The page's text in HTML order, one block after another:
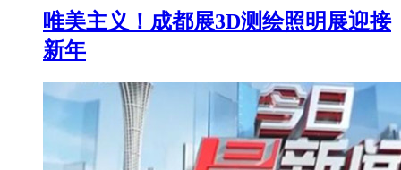
唯美主义！成都展3D测绘照明展迎接
新年